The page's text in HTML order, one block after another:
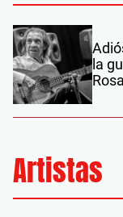
la
Artistas